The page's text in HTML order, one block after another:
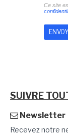
Ce site
SUIVRE
Newsletter
Recevez notre